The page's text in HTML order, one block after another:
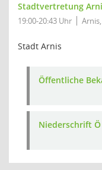
Stadtvertretung
19:00-20:43 Uhr
Stadt Arnis
Öffentliche
Niederschrift Ö